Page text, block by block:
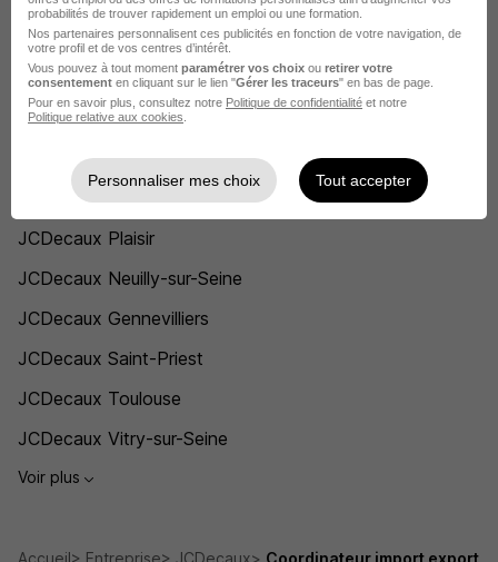
Consultant en informatique JCDecaux
Voir plus
Voir toutes les offres par métier chez JCDecaux
L'emploi chez JCDecaux par Ville
JCDecaux Plaisir
JCDecaux Neuilly-sur-Seine
JCDecaux Gennevilliers
JCDecaux Saint-Priest
JCDecaux Toulouse
JCDecaux Vitry-sur-Seine
Voir plus
Accueil Entreprise JCDecaux Coordinateur import export
probabilités de trouver rapidement un emploi ou une formation.
Nos partenaires personnalisent ces publicités en fonction de votre navigation, de
votre profil et de vos centres d’intérêt.
Vous pouvez à tout moment paramétrer vos choix ou retirer votre
consentement en cliquant sur le lien "Gérer les traceurs" en bas de page.
Pour en savoir plus, consultez notre Politique de confidentialité et notre
Politique relative aux cookies
Personnaliser mes choix Tout accepter